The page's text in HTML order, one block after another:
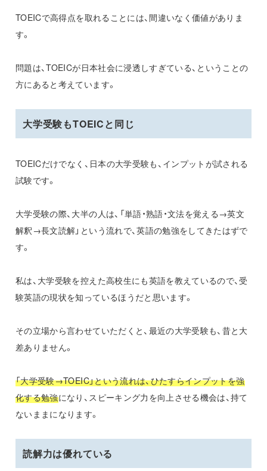
TOEICで高得点を取れることには、間違いなく価値がありま
す。
問題は、TOEICが日本社会に浸透しすぎている、ということの
方にあると考えています。
大学受験もTOEICと同じ
TOEICだけでなく、日本の大学受験も、インプットが試される
試験です。
大学受験の際、大半の人は、「単語・熟語・文法を覚える→英文
解釈→長文読解」という流れで、英語の勉強をしてきたはずで
す。
私は、大学受験を控えた高校生にも英語を教えているので、受
験英語の現状を知っているほうだと思います。
その立場から言わせていただくと、最近の大学受験も、昔と大
差ありません。
「大学受験→TOEIC」という流れは、ひたすらインプットを強
化する勉強になり、スピーキング力を向上させる機会は、持て
ないままになります。
読解力は優れている